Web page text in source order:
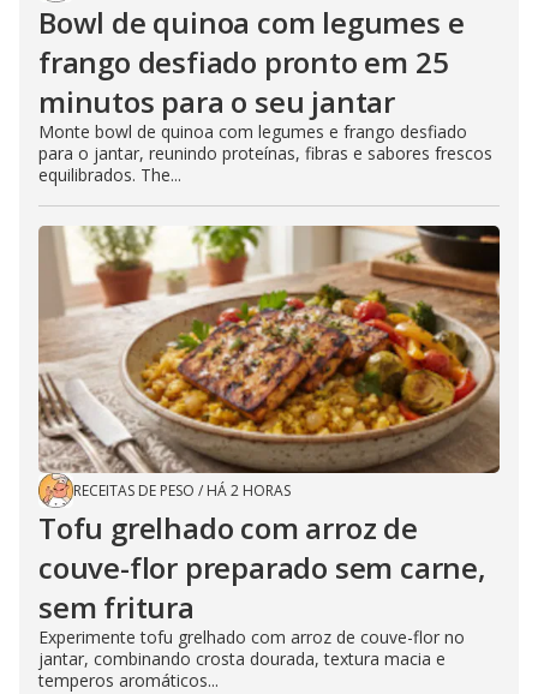
Bowl de quinoa com legumes e
frango desfiado pronto em 25
minutos para o seu jantar
Monte bowl de quinoa com legumes e frango desfiado
para o jantar, reunindo proteínas, fibras e sabores frescos
equilibrados. The...
RECEITAS DE PESO / HÁ 2 HORAS
Tofu grelhado com arroz de
couve-flor preparado sem carne,
sem fritura
Experimente tofu grelhado com arroz de couve-flor no
jantar, combinando crosta dourada, textura macia e
temperos aromáticos...